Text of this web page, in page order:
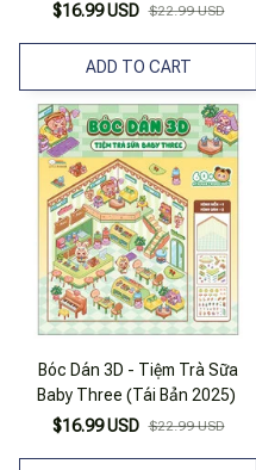
$16.99 USD $22.99 USD
ADD TO CART
Bóc Dán 3D - Tiệm Trà Sữa
Baby Three (Tái Bản 2025)
$16.99 USD $22.99 USD